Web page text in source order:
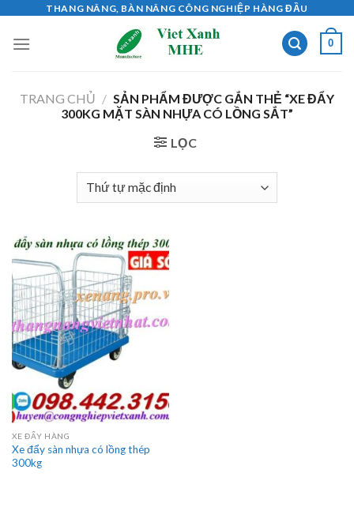
content
THANG NÂNG, BÀN NÂNG CÔNG NGHIỆP HÀNG ĐẦU
0
TRANG CHỦ / SẢN PHẨM ĐƯỢC GẮN THẺ “XE ĐẨY
300KG MẶT SÀN NHỰA CÓ LỒNG SẮT”
LỌC
XE ĐẨY HÀNG
Xe đẩy sàn nhựa có lồng thép
300kg